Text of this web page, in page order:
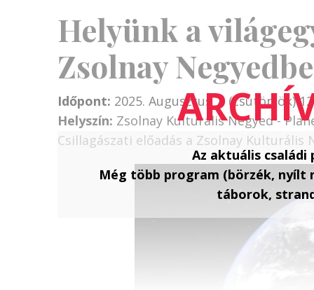
Helyünk a
Zsolnay
Időpont: 2025. Augusztus 7. (csütörtök)
Helyszín: Zsolnay Kulturális Negyed -
Csillagászati előadás a Zsolnay Kulturális
Az aktuális
Még több program (börzék, nyílt
táborok,